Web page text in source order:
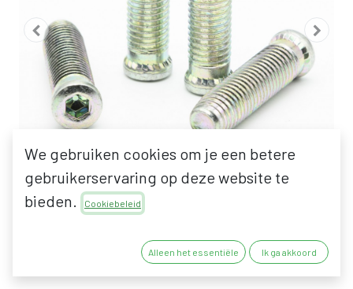
FAPIM BEVESTIGINGSKIT
VOOR LOIRA+
We gebruiken cookies om je een betere
gebruikerservaring op deze website te
bieden.
Cookiebeleid
Alleen het essentiële Ik ga akkoord